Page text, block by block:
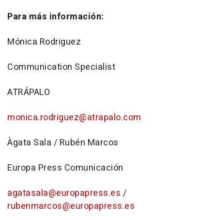
Para más información:
Mónica Rodriguez
Communication Specialist
ATRÁPALO
monica.rodriguez@atrapalo.com
Àgata Sala / Rubén Marcos
Europa Press Comunicación
agatasala@europapress.es /
rubenmarcos@europapress.es